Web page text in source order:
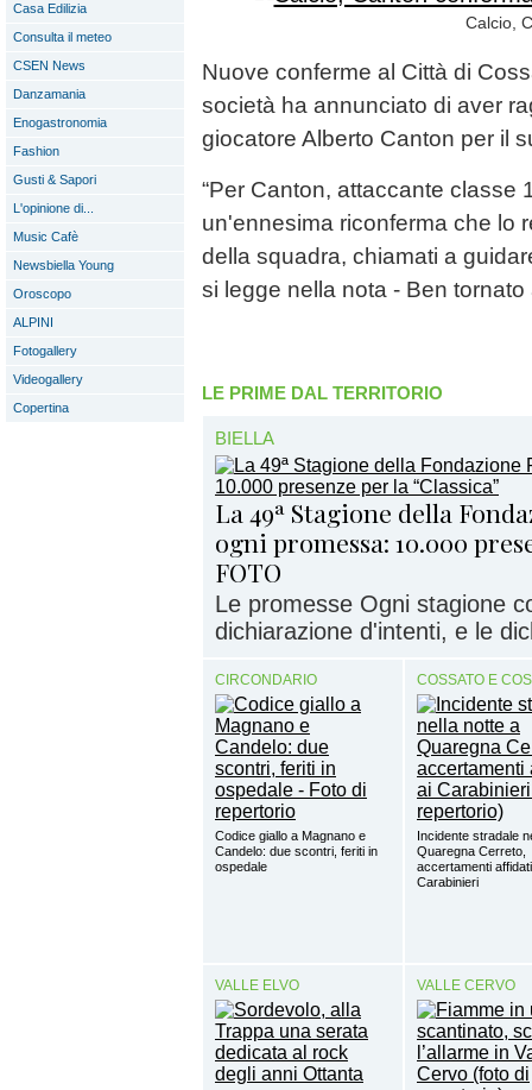
Casa Edilizia
Consulta il meteo
CSEN News
Danzamania
Enogastronomia
Fashion
Gusti & Sapori
L'opinione di...
Music Cafè
Newsbiella Young
Oroscopo
ALPINI
Fotogallery
Videogallery
Copertina
Calcio,
Nuove conferme al Città di
società ha annunciato di aver
giocatore Alberto Canton per il
“Per Canton, attaccante classe
un'ennesima riconferma che lo
della squadra, chiamati a
si legge nella nota - Ben tornato
LE PRIME DAL TERRITORIO
BIELLA
La 49ª Stagione della
ogni promessa: 10.000
FOTO
Le promesse Ogni stagione
dichiarazione d'intenti, e le
CIRCONDARIO
Codice giallo a Magnano e
Candelo: due scontri, feriti in
ospedale
COSSATO E
Incidente stradale
Quaregna Cerreto,
accertamenti
Carabinieri
VALLE ELVO VALLE CERVO